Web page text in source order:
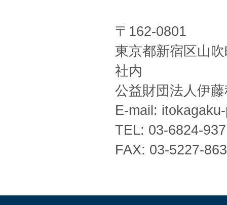
〒162-0801
東京都新宿区山
社内
公益財団法人伊
E-mail:
TEL: 03-6824-
FAX: 03-5227-